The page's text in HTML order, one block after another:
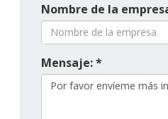
Nombre de la
Mensaje: *